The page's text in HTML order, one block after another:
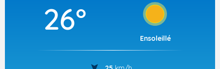
26°
Ensoleillé